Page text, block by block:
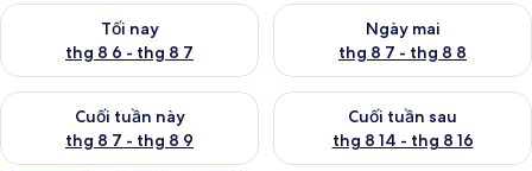
Tối nay
thg 8 6 - thg 8 7
Kiểm tra lượng phòng tối nay từ thg 8 6 - thg 8 7
Ngày mai
thg 8 7 - thg 8 8
Kiểm tra lượng phòng ngày
Cuối tuần này
thg 8 7 - thg 8 9
Kiểm tra lượng phòng cuối tuần này từ thg 8 7 - thg 8 9
Cuối tuần sau
thg 8 14 - thg 8 16
Kiểm tra lượng phòng cuối